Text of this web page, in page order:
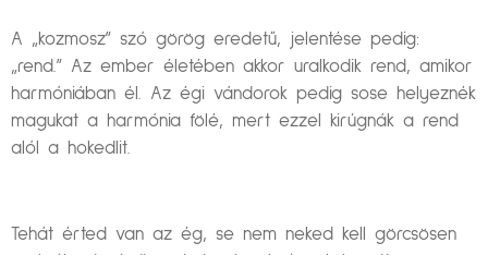
A „kozmosz” szó görög eredetű, jelentése pedig:
„rend.” Az ember életében akkor uralkodik rend, amikor
harmóniában él. Az égi vándorok pedig sose helyeznék
magukat a harmónia fölé, mert ezzel kirúgnák a rend
alól a hokedlit.
Tehát érted van az ég, se nem neked kell görcsösen